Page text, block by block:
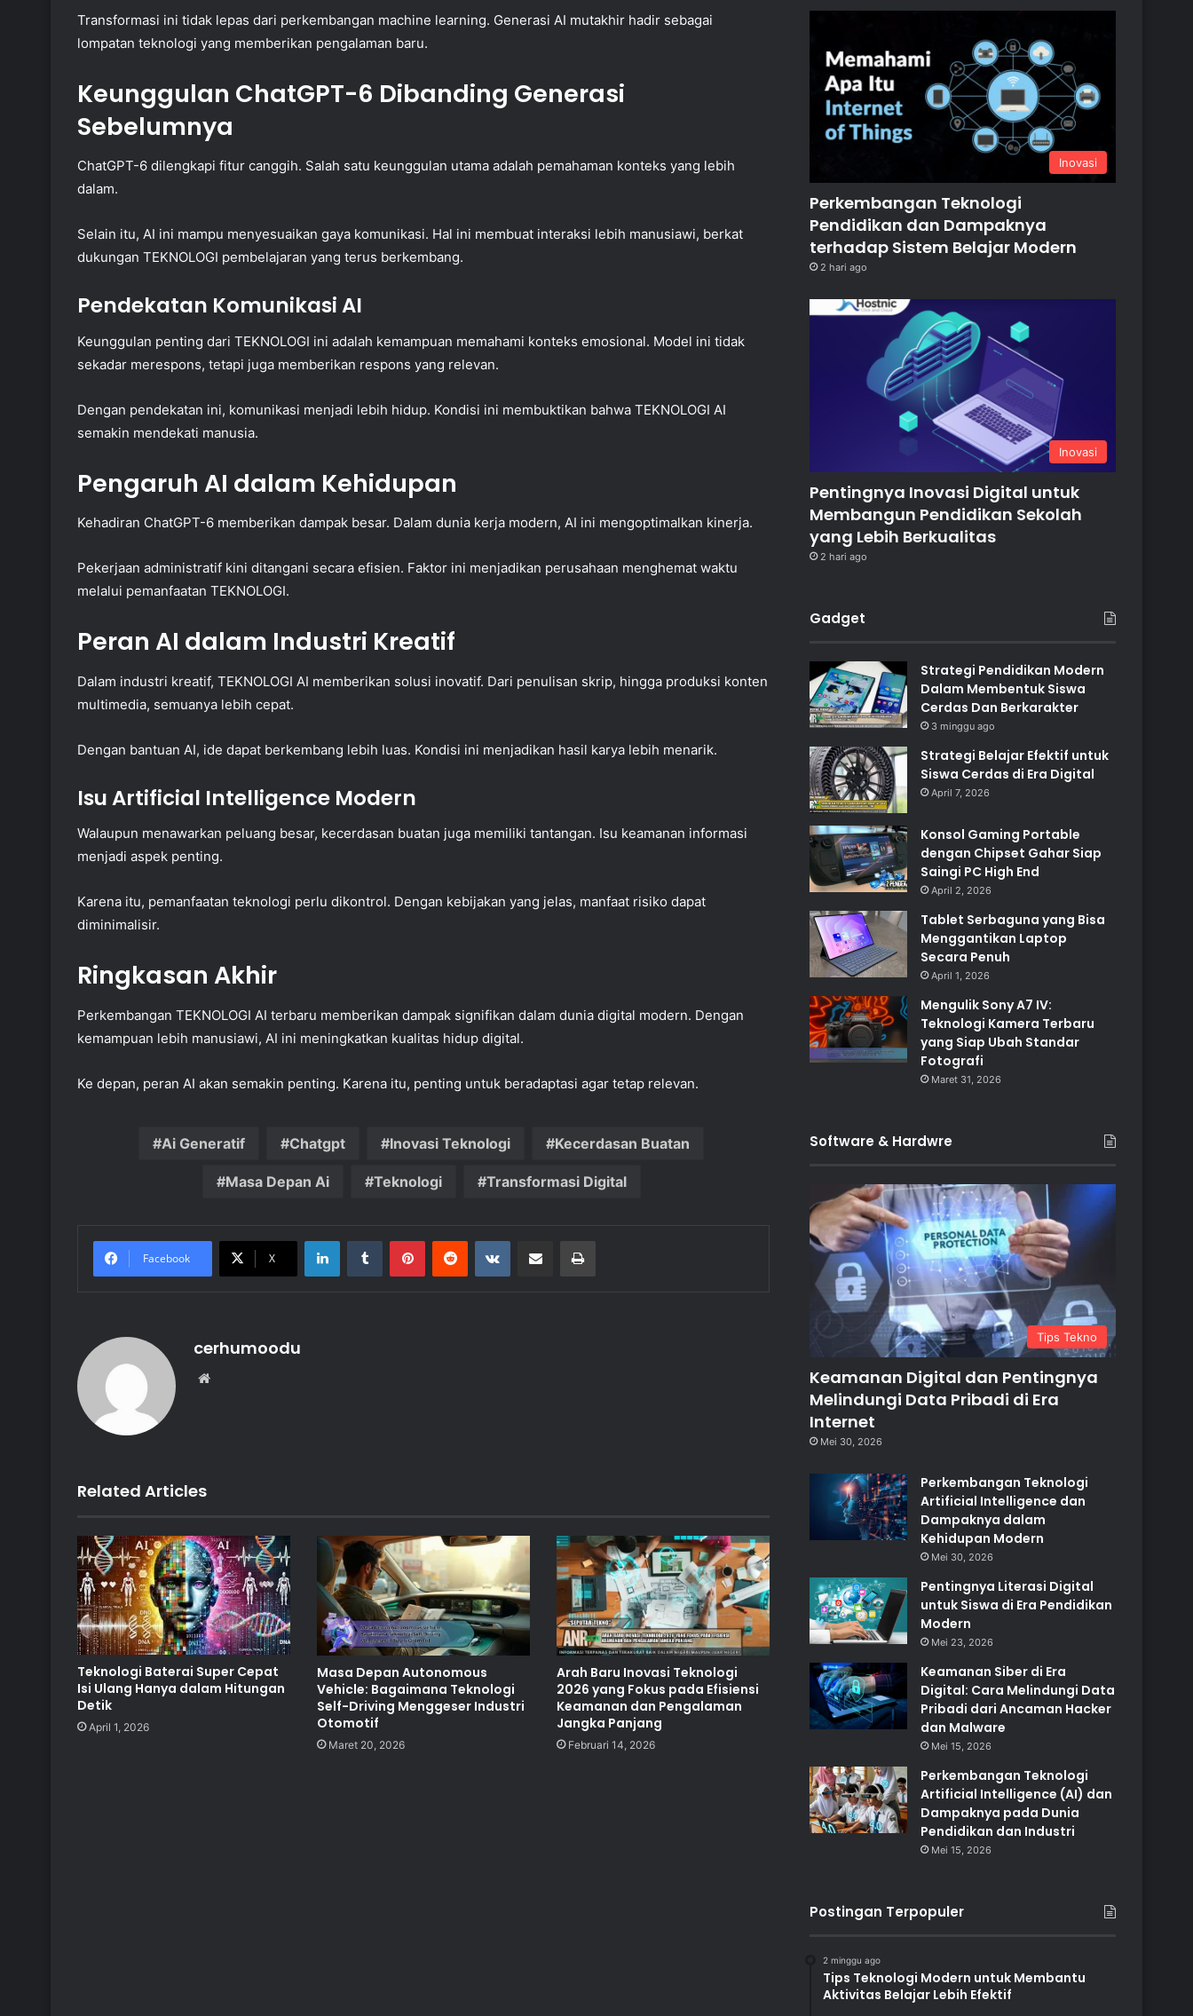
Transformasi ini tidak lepas dari perkembangan machine learning. Generasi AI mutakhir hadir sebagai
lompatan teknologi yang memberikan pengalaman baru.
Keunggulan ChatGPT-6 Dibanding Generasi
Sebelumnya
ChatGPT-6 dilengkapi fitur canggih. Salah satu keunggulan utama adalah pemahaman konteks yang lebih
dalam.
Selain itu, AI ini mampu menyesuaikan gaya komunikasi. Hal ini membuat interaksi lebih manusiawi, berkat
dukungan TEKNOLOGI pembelajaran yang terus berkembang.
Pendekatan Komunikasi AI
Keunggulan penting dari TEKNOLOGI ini adalah kemampuan memahami konteks emosional. Model ini tidak
sekadar merespons, tetapi juga memberikan respons yang relevan.
Dengan pendekatan ini, komunikasi menjadi lebih hidup. Kondisi ini membuktikan bahwa TEKNOLOGI AI
semakin mendekati manusia.
Pengaruh AI dalam Kehidupan
Kehadiran ChatGPT-6 memberikan dampak besar. Dalam dunia kerja modern, AI ini mengoptimalkan kinerja.
Pekerjaan administratif kini ditangani secara efisien. Faktor ini menjadikan perusahaan menghemat waktu
melalui pemanfaatan TEKNOLOGI.
Peran AI dalam Industri Kreatif
Dalam industri kreatif, TEKNOLOGI AI memberikan solusi inovatif. Dari penulisan skrip, hingga produksi konten
multimedia, semuanya lebih cepat.
Dengan bantuan AI, ide dapat berkembang lebih luas. Kondisi ini menjadikan hasil karya lebih menarik.
Isu Artificial Intelligence Modern
Walaupun menawarkan peluang besar, kecerdasan buatan juga memiliki tantangan. Isu keamanan informasi
menjadi aspek penting.
Karena itu, pemanfaatan teknologi perlu dikontrol. Dengan kebijakan yang jelas, manfaat risiko dapat
diminimalisir.
Ringkasan Akhir
Perkembangan TEKNOLOGI AI terbaru memberikan dampak signifikan dalam dunia digital modern. Dengan
kemampuan lebih manusiawi, AI ini meningkatkan kualitas hidup digital.
Ke depan, peran AI akan semakin penting. Karena itu, penting untuk beradaptasi agar tetap relevan.
Ai Generatif Chatgpt Inovasi Teknologi Kecerdasan Buatan
Masa Depan Ai Teknologi Transformasi Digital
Facebook X
LinkedInTumblr PinterestReddit VKontakteShare via Email Print
cerhumoodu
Related Articles
Teknologi Baterai Super Cepat
Isi Ulang Hanya dalam Hitungan
Detik
April 1, 2026
Masa Depan Autonomous
Vehicle: Bagaimana Teknologi
Self-Driving Menggeser Industri
Otomotif
Maret 20, 2026
Arah Baru Inovasi Teknologi
2026 yang Fokus pada Efisiensi
Keamanan dan Pengalaman
Jangka Panjang
Februari 14, 2026
Inovasi
Perkembangan Teknologi
Pendidikan dan Dampaknya
terhadap Sistem Belajar Modern
2 hari ago
Inovasi
Pentingnya Inovasi Digital untuk
Membangun Pendidikan Sekolah
yang Lebih Berkualitas
2 hari ago
Gadget
Strategi Pendidikan Modern
Dalam Membentuk Siswa
Cerdas Dan Berkarakter
3 minggu ago
Strategi Belajar Efektif untuk
Siswa Cerdas di Era Digital
April 7, 2026
Konsol Gaming Portable
dengan Chipset Gahar Siap
Saingi PC High End
April 2, 2026
Tablet Serbaguna yang Bisa
Menggantikan Laptop
Secara Penuh
April 1, 2026
Mengulik Sony A7 IV:
Teknologi Kamera Terbaru
yang Siap Ubah Standar
Fotografi
Maret 31, 2026
Software & Hardwre
Tips Tekno
Keamanan Digital dan Pentingnya
Melindungi Data Pribadi di Era
Internet
Mei 30, 2026
Perkembangan Teknologi
Artificial Intelligence dan
Dampaknya dalam
Kehidupan Modern
Mei 30, 2026
Pentingnya Literasi Digital
untuk Siswa di Era Pendidikan
Modern
Mei 23, 2026
Keamanan Siber di Era
Digital: Cara Melindungi Data
Pribadi dari Ancaman Hacker
dan Malware
Mei 15, 2026
Perkembangan Teknologi
Artificial Intelligence (AI) dan
Dampaknya pada Dunia
Pendidikan dan Industri
Mei 15, 2026
Postingan Terpopuler
2 minggu ago
Tips Teknologi Modern untuk Membantu
Aktivitas Belajar Lebih Efektif